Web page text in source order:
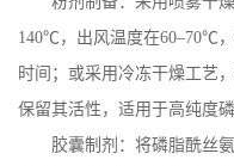
140℃，出风温度在60–70℃，
时间；或采用冷冻干燥工艺
保留其活性，适用于高纯度
胶囊制剂：将磷脂酰丝